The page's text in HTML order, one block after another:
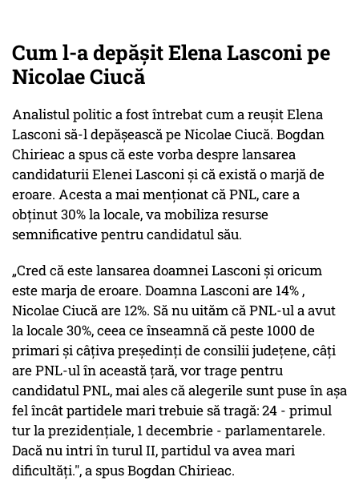
Cum l-a depășit Elena Lasconi pe
Nicolae Ciucă
Analistul politic a fost întrebat cum a reușit Elena
Lasconi să-l depășească pe Nicolae Ciucă. Bogdan
Chirieac a spus că este vorba despre lansarea
candidaturii Elenei Lasconi și că există o marjă de
eroare. Acesta a mai menționat că PNL, care a
obținut 30% la locale, va mobiliza resurse
semnificative pentru candidatul său.
„Cred că este lansarea doamnei Lasconi și oricum
este marja de eroare. Doamna Lasconi are 14% ,
Nicolae Ciucă are 12%. Să nu uităm că PNL-ul a avut
la locale 30%, ceea ce înseamnă că peste 1000 de
primari și câțiva președinți de consilii județene, câți
are PNL-ul în această țară, vor trage pentru
candidatul PNL, mai ales că alegerile sunt puse în așa
fel încât partidele mari trebuie să tragă: 24 - primul
tur la prezidențiale, 1 decembrie - parlamentarele.
Dacă nu intri în turul II, partidul va avea mari
dificultăți.", a spus Bogdan Chirieac.